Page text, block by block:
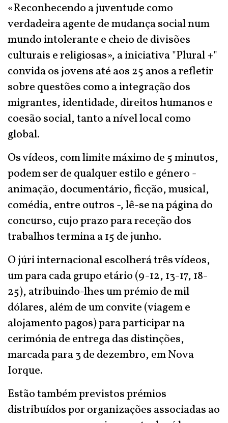
«Reconhecendo a juventude como
verdadeira agente de mudança social num
mundo intolerante e cheio de divisões
culturais e religiosas», a iniciativa "Plural +"
convida os jovens até aos 25 anos a refletir
sobre questões como a integração dos
migrantes, identidade, direitos humanos e
coesão social, tanto a nível local como
global.
Os vídeos, com limite máximo de 5 minutos,
podem ser de qualquer estilo e género -
animação, documentário, ficção, musical,
comédia, entre outros -, lê-se na página do
concurso, cujo prazo para receção dos
trabalhos termina a 15 de junho.
O júri internacional escolherá três vídeos,
um para cada grupo etário (9-12, 13-17, 18-
25), atribuindo-lhes um prémio de mil
dólares, além de um convite (viagem e
alojamento pagos) para participar na
cerimónia de entrega das distinções,
marcada para 3 de dezembro, em Nova
Iorque.
Estão também previstos prémios
distribuídos por organizações associadas ao